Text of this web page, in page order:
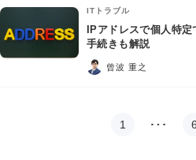
ITトラブル
IPアドレスで個人特
手続きも解説
曾波 重之
1 … 6